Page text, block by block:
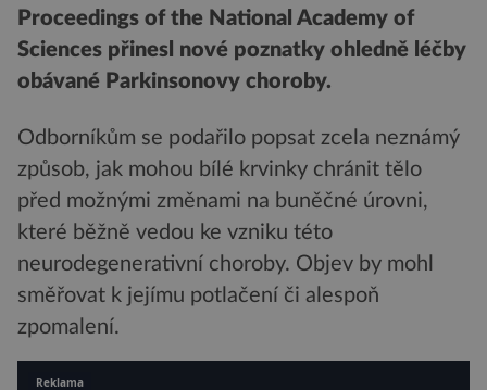
Proceedings of the National Academy of
Sciences přinesl nové poznatky ohledně léčby
obávané Parkinsonovy choroby.
Odborníkům se podařilo popsat zcela neznámý
způsob, jak mohou bílé krvinky chránit tělo
před možnými změnami na buněčné úrovni,
které běžně vedou ke vzniku této
neurodegenerativní choroby. Objev by mohl
směřovat k jejímu potlačení či alespoň
zpomalení.
Reklama